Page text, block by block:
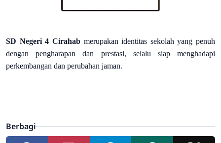
SD Negeri 4 Cirahabmerupakan identitas sekolah yang penuh
dengan pengharapan dan prestasi, selalu siap menghadapi
perkembangan dan perubahan jaman.
Berbagi